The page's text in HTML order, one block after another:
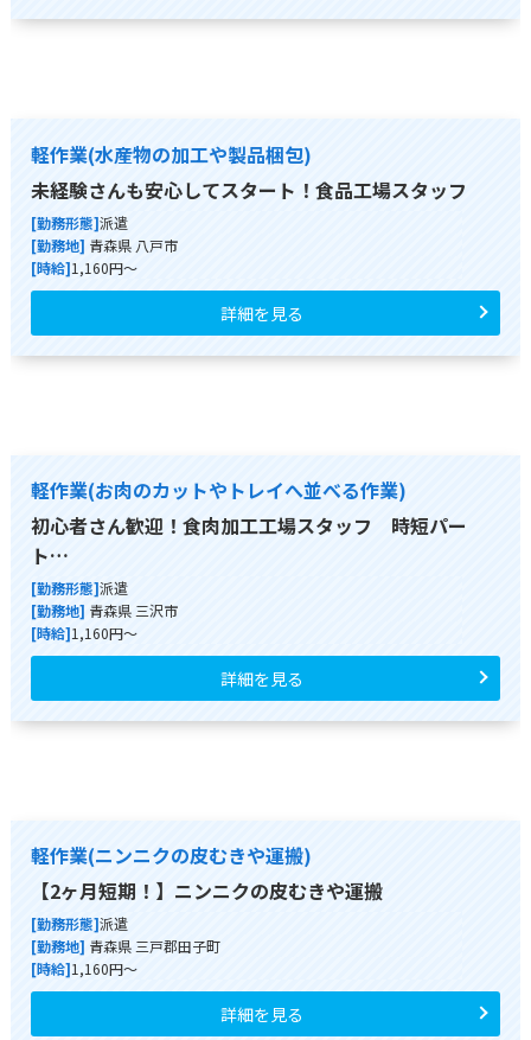
軽作業(水産物の加工や製品梱包)
未経験さんも安心してスタート！食品工場スタッフ
[勤務形態]派遣
[勤務地] 青森県 八戸市
[時給]1,160円～
詳細を見る
軽作業(お肉のカットやトレイへ並べる作業)
初心者さん歓迎！食肉加工工場スタッフ 時短パー
ト…
[勤務形態]派遣
[勤務地] 青森県 三沢市
[時給]1,160円～
詳細を見る
軽作業(ニンニクの皮むきや運搬)
【2ヶ月短期！】ニンニクの皮むきや運搬
[勤務形態]派遣
[勤務地] 青森県 三戸郡田子町
[時給]1,160円～
詳細を見る